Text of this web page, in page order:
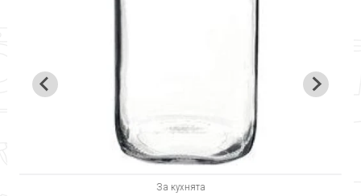
За кухнята